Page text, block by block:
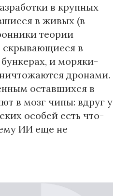
в крупных
в живых (в
теории
скрывающиеся в
и моряки-
дронами.
оставшихся в
в мозг чипы: вдруг у
особей есть что-
ИИ еще не